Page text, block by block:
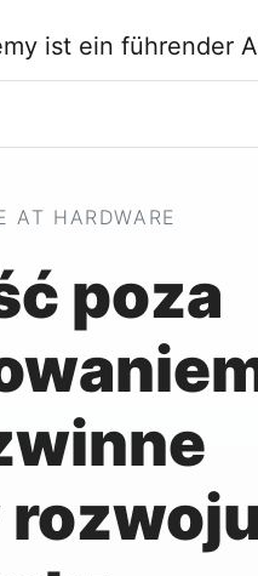
AT HARDWARE
poza